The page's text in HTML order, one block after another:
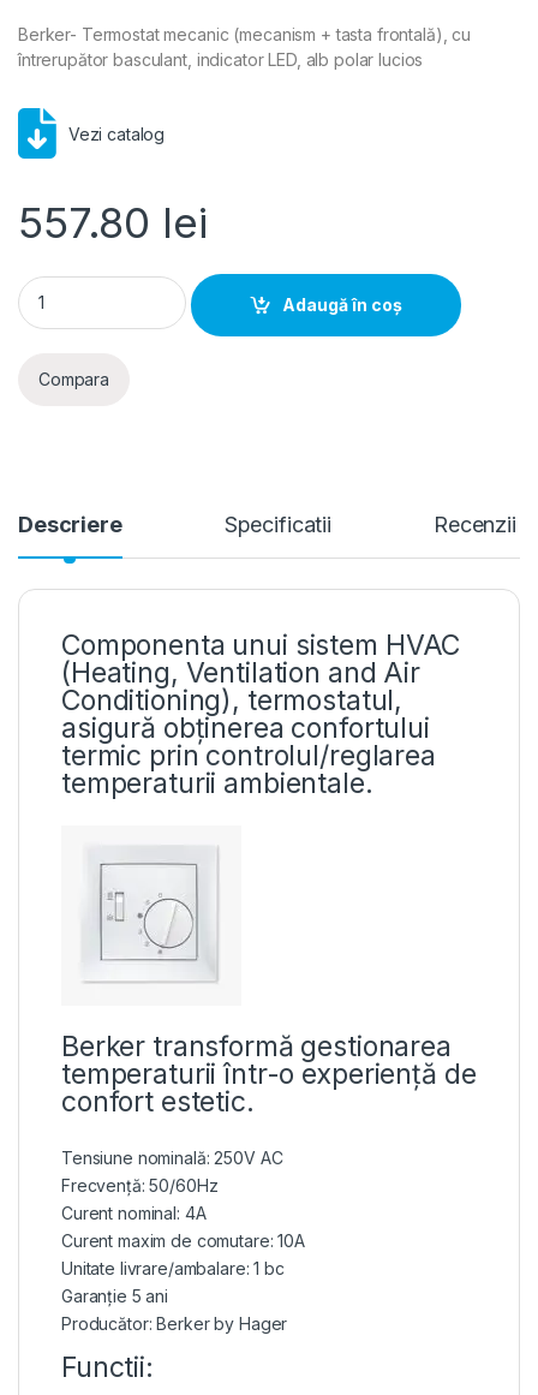
Berker- Termostat mecanic (mecanism + tasta frontală), cu
întrerupător basculant, indicator LED, alb polar lucios
Vezi catalog
557.80 lei
Berker- Termostat analogic 230V (mecanism + tasta
Adaugă în coș
Compara
Descriere Specificatii Recenzii
Componenta unui sistem HVAC
(Heating, Ventilation and Air
Conditioning), termostatul,
asigură obținerea confortului
termic prin controlul/reglarea
temperaturii ambientale.
Berker transformă gestionarea
temperaturii într-o experiență de
confort estetic.
Tensiune nominală: 250V AC
Frecvență: 50/60Hz
Curent nominal: 4A
Curent maxim de comutare: 10A
Unitate livrare/ambalare: 1 bc
Garanție 5 ani
Producător: Berker by Hager
Functii: